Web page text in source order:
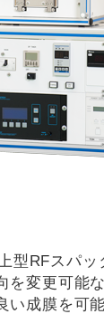
型RFスパ
を変更可能
い成膜を可